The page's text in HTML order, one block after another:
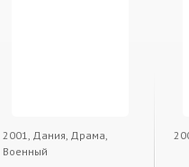
2001, Дания, Драма,
Военный